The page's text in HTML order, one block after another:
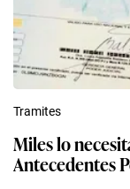
Tramites
Miles lo
Antecedentes